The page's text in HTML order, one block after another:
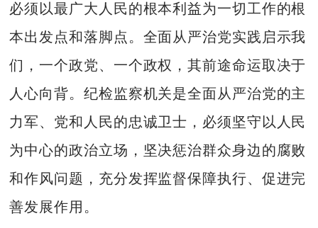
必须以最广大人民的根本利益为一切工作的根
本出发点和落脚点。全面从严治党实践启示我
们，一个政党、一个政权，其前途命运取决于
人心向背。纪检监察机关是全面从严治党的主
力军、党和人民的忠诚卫士，必须坚守以人民
为中心的政治立场，坚决惩治群众身边的腐败
和作风问题，充分发挥监督保障执行、促进完
善发展作用。